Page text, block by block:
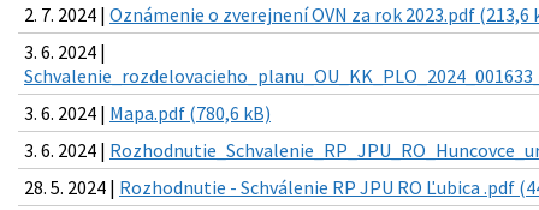
2. 7. 2024 | Oznámenie o zverejnení OVN za rok 2023.pdf (213,6
3. 6. 2024 |
3. 6. 2024 | Mapa.pdf (780,6 kB)
3. 6. 2024 |
28. 5. 2024 | Rozhodnutie - Schválenie RP JPU RO Ľubica .pdf